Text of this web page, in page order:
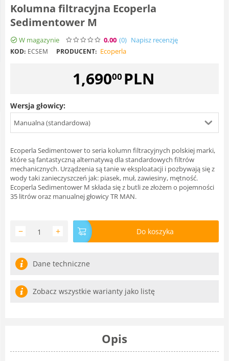
Kolumna filtracyjna Ecoperla
Sedimentower M
W magazynie 0.00 (0) Napisz recenzję
KOD: ECSEM PRODUCENT: Ecoperla
1,69000 PLN
Wersja głowicy:
Manualna (standardowa)
Ecoperla Sedimentower to seria kolumn filtracyjnych polskiej marki,
które są fantastyczną alternatywą dla standardowych filtrów
mechanicznych. Urządzenia są tanie w eksploatacji i pozbywają się z
wody taki zanieczyszczeń jak: piasek, muł, zawiesiny, mętność.
Ecoperla Sedimentower M składa się z butli ze złożem o pojemności
35 litrów oraz manualnej głowicy TR MAN.
+
− Do koszyka
Dane techniczne
Zobacz wszystkie warianty jako listę
Opis